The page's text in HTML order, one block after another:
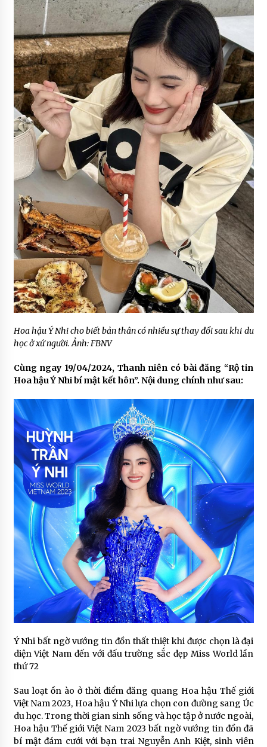
Hoa hậu Ý Nhi cho biết bản thân có nhiều sự thay đổi sau khi du
học ở xứ người. Ảnh: FBNV
Cùng ngay 19/04/2024, Thanh niên có bài đăng “Rộ tin
Hoa hậu Ý Nhi bí mật kết hôn”. Nội dung chính như sau:
Ý Nhi bất ngờ vướng tin đồn thất thiệt khi được chọn là đại
diện Việt Nam đến với đấu trường sắc đẹp Miss World lần
thứ 72
Sau loạt ồn ào ở thời điểm đăng quang Hoa hậu Thế giới
Việt Nam 2023, Hoa hậu Ý Nhi lựa chọn con đường sang Úc
du học. Trong thời gian sinh sống và học tập ở nước ngoài,
Hoa hậu Thế giới Việt Nam 2023 bất ngờ vướng tin đồn đã
bí mật đám cưới với bạn trai Nguyễn Anh Kiệt, sinh viên